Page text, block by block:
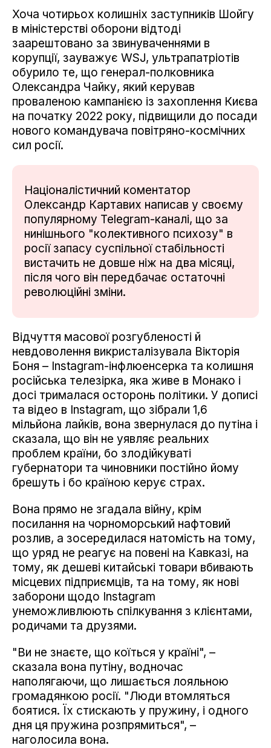
Хоча чотирьох колишніх заступників Шойгу
в міністерстві оборони відтоді
заарештовано за звинуваченнями в
корупції, зауважує WSJ, ультрапатріотів
обурило те, що генерал-полковника
Олександра Чайку, який керував
проваленою кампанією із захоплення Києва
на початку 2022 року, підвищили до посади
нового командувача повітряно-космічних
сил росії.
Націоналістичний коментатор
Олександр Картавих написав у своєму
популярному Telegram-каналі, що за
нинішнього "колективного психозу" в
росії запасу суспільної стабільності
вистачить не довше ніж на два місяці,
після чого він передбачає остаточні
революційні зміни.
Відчуття масової розгубленості й
невдоволення викристалізувала Вікторія
Боня – Instagram-інфлюенсерка та колишня
російська телезірка, яка живе в Монако і
досі трималася осторонь політики. У дописі
та відео в Instagram, що зібрали 1,6
мільйона лайків, вона звернулася до путіна і
сказала, що він не уявляє реальних
проблем країни, бо злодійкуваті
губернатори та чиновники постійно йому
брешуть і бо країною керує страх.
Вона прямо не згадала війну, крім
посилання на чорноморський нафтовий
розлив, а зосередилася натомість на тому,
що уряд не реагує на повені на Кавказі, на
тому, як дешеві китайські товари вбивають
місцевих підприємців, та на тому, як нові
заборони щодо Instagram
унеможливлюють спілкування з клієнтами,
родичами та друзями.
"Ви не знаєте, що коїться у країні", –
сказала вона путіну, водночас
наполягаючи, що лишається лояльною
громадянкою росії. "Люди втомляться
боятися. Їх стискають у пружину, і одного
дня ця пружина розпрямиться", –
наголосила вона.